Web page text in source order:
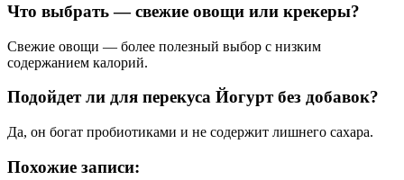
Что выбрать — свежие овощи или крекеры?
Свежие овощи — более полезный выбор с низким
содержанием калорий.
Подойдет ли для перекуса Йогурт без добавок?
Да, он богат пробиотиками и не содержит лишнего сахара.
Похожие записи: